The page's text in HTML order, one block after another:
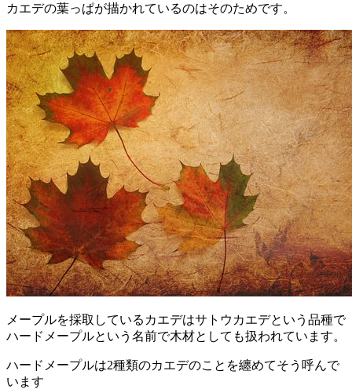
カエデの葉っぱが描かれているのはそのためです。
メープルを採取しているカエデはサトウカエデという品種で
ハードメープルという名前で木材としても扱われています。
ハードメープルは2種類のカエデのことを纏めてそう呼んで
います